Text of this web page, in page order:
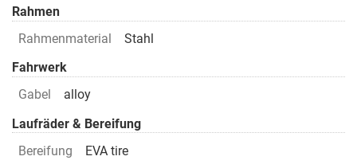
Rahmen
Rahmenmaterial
Stahl
Fahrwerk
Gabel
alloy
Laufräder & Bereifung
Bereifung
EVA tire